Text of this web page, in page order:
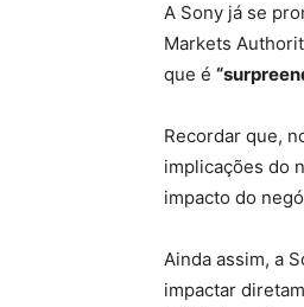
A Sony já se
Markets
que é
Recordar que,
implicações do
impacto do
Ainda assim, a
impactar